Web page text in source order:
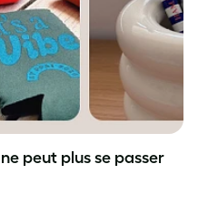
peut plus se passer